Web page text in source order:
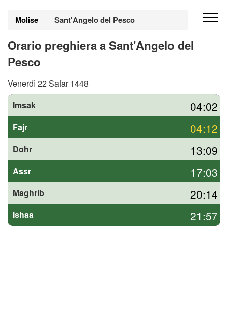
Molise Sant'Angelo del Pesco
Orario preghiera a Sant'Angelo del
Pesco
Venerdì 22 Safar 1448
Imsak
04:02
Fajr 04:12
Dohr 13:09
Assr 17:03
Maghrib 20:14
Ishaa 21:57